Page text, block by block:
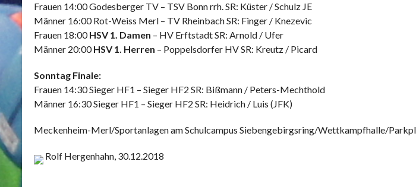
Frauen 14:00 Godesberger TV – TSV Bonn rrh. SR: Küster / Schulz JE
Männer 16:00 Rot-Weiss Merl – TV Rheinbach SR: Finger / Knezevic
Frauen 18:00HSV 1. Damen – HV Erftstadt SR: Arnold / Ufer
Männer 20:00HSV 1. Herren – Poppelsdorfer HV SR: Kreutz / Picard
Sonntag Finale:
Frauen 14:30 Sieger HF1 – Sieger HF2 SR: Bißmann / Peters-Mechthold
Männer 16:30 Sieger HF1 – Sieger HF2 SR: Heidrich / Luis (JFK)
Meckenheim-Merl/Sportanlagen am Schulcampus Siebengebirgsring/Wettkampfhalle/
Rolf Hergenhahn, 30.12.2018